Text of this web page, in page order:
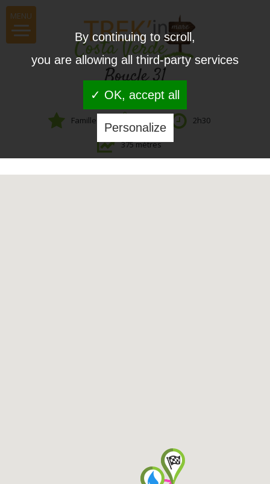
MENU
Boucle 31
Famille 2h30
375 mètres
By continuing to scroll,
you are allowing all third-party services
✓ OK, accept all
Personalize